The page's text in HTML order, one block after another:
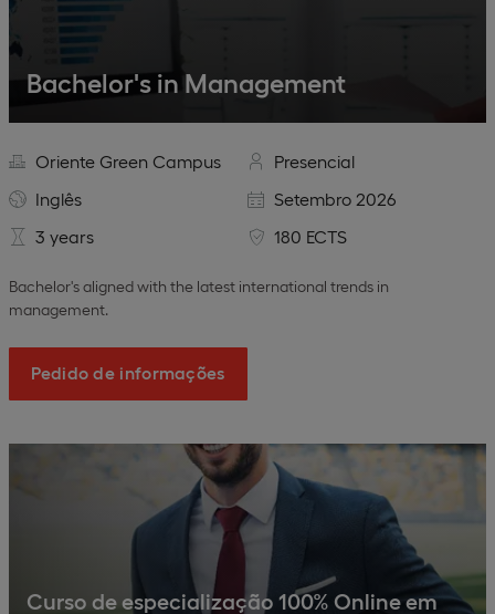
Bachelor's in Management
Oriente Green Campus
Presencial
Inglês
Setembro 2026
3 years
180 ECTS
Bachelor's aligned with the latest international trends in
management.
Pedido de informações
Curso de especialização 100% Online em